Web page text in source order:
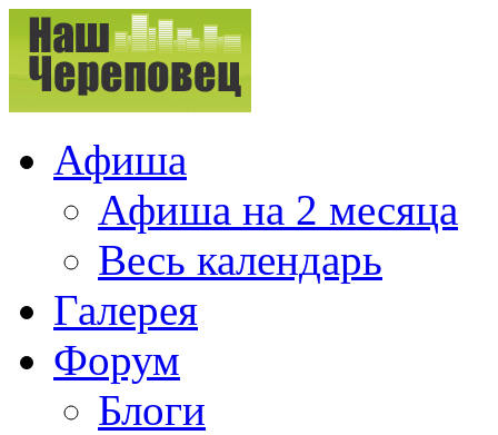
Афиша
Афиша на 2 месяца
Весь календарь
Галерея
Форум
Блоги